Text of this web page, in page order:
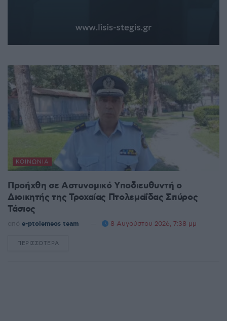
ΚΟΙΝΩΝΊΑ
Προήχθη σε Αστυνομικό Υποδιευθυντή ο
Διοικητής της Τροχαίας Πτολεμαΐδας Σπύρος
Τάσιος
από e-ptolemeos team 8 Αυγούστου 2026, 7:38 μμ
ΠΕΡΙΣΣΌΤΕΡΑ